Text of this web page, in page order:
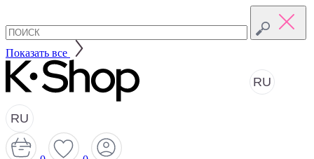
Показать все
RU
RU